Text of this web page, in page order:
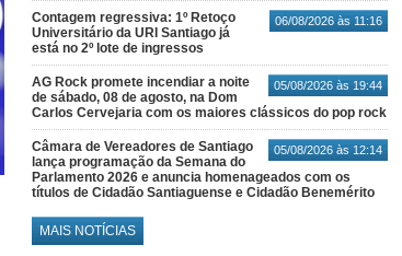
06/08/2026 às 11:16
Contagem regressiva: 1º Retoço
Universitário da URI Santiago já
está no 2º lote de ingressos
05/08/2026 às 19:44
AG Rock promete incendiar a noite
de sábado, 08 de agosto, na Dom
Carlos Cervejaria com os maiores clássicos do pop rock
05/08/2026 às 12:14
Câmara de Vereadores de Santiago
lança programação da Semana do
Parlamento 2026 e anuncia homenageados com os
títulos de Cidadão Santiaguense e Cidadão Benemérito
MAIS NOTÍCIAS